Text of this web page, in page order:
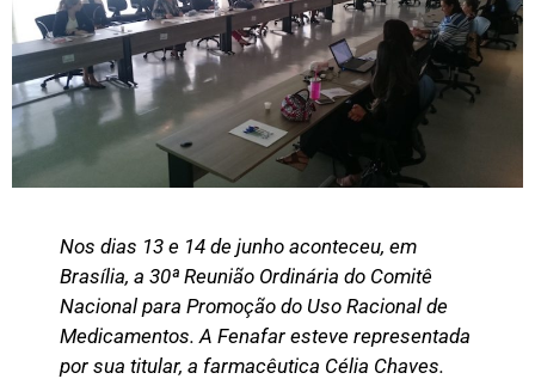
Nos dias 13 e 14 de junho aconteceu, em
Brasília, a 30ª Reunião Ordinária do Comitê
Nacional para Promoção do Uso Racional de
Medicamentos. A Fenafar esteve representada
por sua titular, a farmacêutica Célia Chaves.